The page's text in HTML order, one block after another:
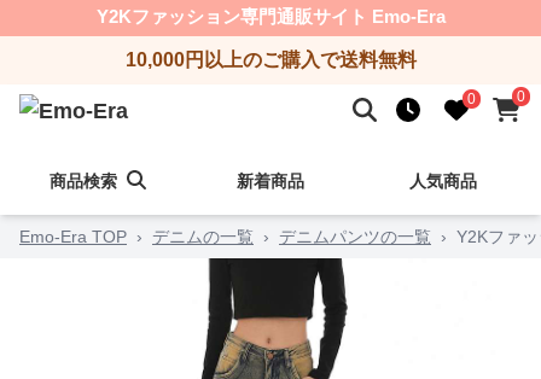
Y2Kファッション専門通販サイト Emo-Era
10,000円以上のご購入で送料無料
0 0
商品検索 新着商品 人気商品
Emo-Era TOP › デニムの一覧 › デニムパンツの一覧 › Y2Kファ